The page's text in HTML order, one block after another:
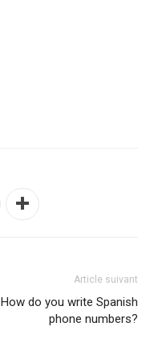
Article suivant
How do you write Spanish
phone numbers?